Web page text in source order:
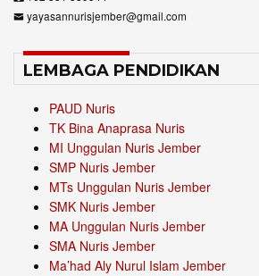
yayasannurisjember@gmail.com
LEMBAGA PENDIDIKAN
PAUD Nuris
TK Bina Anaprasa Nuris
MI Unggulan Nuris Jember
SMP Nuris Jember
MTs Unggulan Nuris Jember
SMK Nuris Jember
MA Unggulan Nuris Jember
SMA Nuris Jember
Ma’had Aly Nurul Islam Jember